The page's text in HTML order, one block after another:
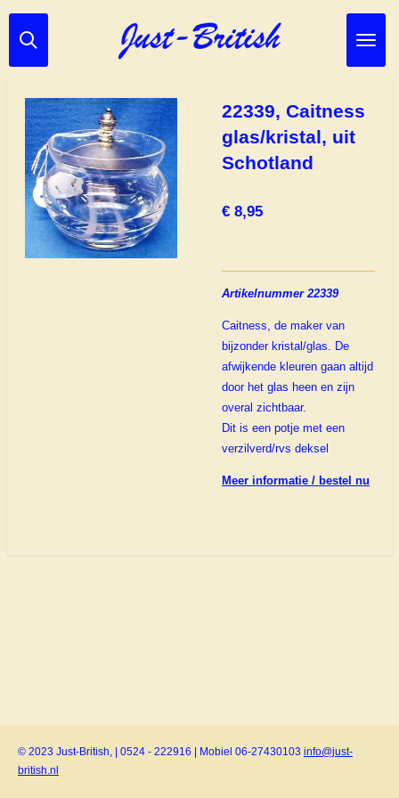
Ga
direct
hoofdinhoud
22339, Caitness
glas/kristal, uit
Schotland
€ 8,95
Artikelnummer 22339
Caitness, de maker van
bijzonder kristal/glas. De
afwijkende kleuren gaan altijd
door het glas heen en zijn
overal zichtbaar.
Dit is een potje met een
verzilverd/rvs deksel
Meer informatie / bestel nu
© 2023 Just-British, | 0524 - 222916 | Mobiel 06-27430103 info@just-
british.nl